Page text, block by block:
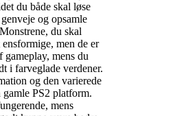
du både skal løse
og opsamle
du skal
men de er
mens du
i farveglade verdener.
og den varierede
PS2 platform.
mens